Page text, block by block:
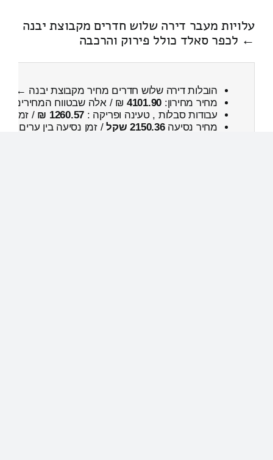
עלויות מעבר דירה שלוש חדרים מקבוצת יבנה
← לכפר סאלד כולל פירוק והרכבה
הובלות דירה שלוש חדרים מחיר מקבוצת יבנה ←
מחיר מחירון: 4101.90 ₪ / אלה שבטווח המחירים
עבודות סבלות , טעינה ופריקה : 1260.57 ₪ / זמן :
מחיר נסיעה2150.36 שקל / זמן נסיעה בין ערים